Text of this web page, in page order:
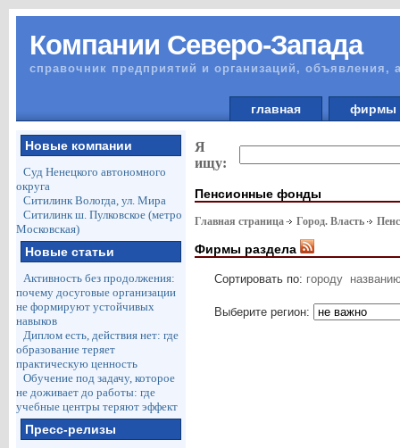
Компании Северо-Запада
справочник предприятий и организаций, объявления,
главная
Новые компании
Суд Ненецкого автономного
округа
Ситилинк Вологда, ул. Мира
Ситилинк ш. Пулковское (метро
Московская)
Новые статьи
Активность без продолжения:
почему досуговые организации
не формируют устойчивых
навыков
Диплом есть, действия нет: где
образование теряет
практическую ценность
Обучение под задачу, которое
не доживает до работы: где
учебные центры теряют эффект
Пресс-релизы
Я
ищу:
Пенсионные фонды
Главная страница Город. Власть
Фирмы раздела
Сортировать по: городу
Выберите регион: